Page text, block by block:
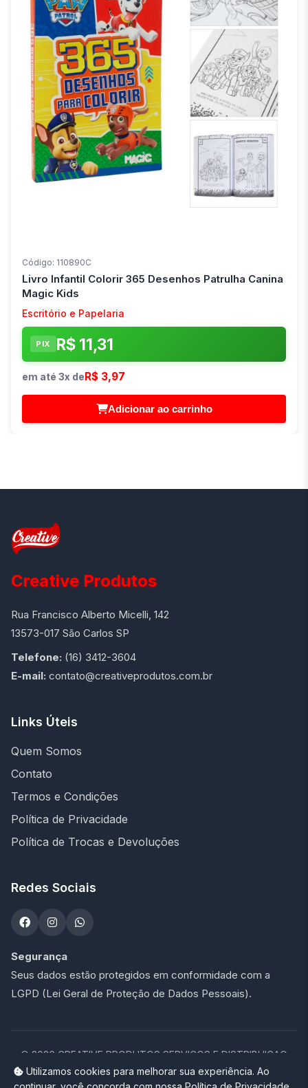
Código: 110890C
Livro Infantil Colorir 365 Desenhos Patrulha Canina
Magic Kids
Escritório e Papelaria
PIX R$ 11,31
em até 3x deR$ 3,97
Adicionar ao carrinho
Creative Produtos
Rua Francisco Alberto Micelli, 142
13573-017 São Carlos SP
Telefone: (16) 3412-3604
E-mail: contato@creativeprodutos.com.br
Links Úteis
Quem Somos
Contato
Termos e Condições
Política de Privacidade
Política de Trocas e Devoluções
Redes Sociais
Segurança
Seus dados estão protegidos em conformidade com a
LGPD (Lei Geral de Proteção de Dados Pessoais).
© 2026 CREATIVE PRODUTOS SERVICOS E DISTRIBUICAO
LTDA - 47.273.900/0001-76. Todos os direitos reservados.
Utilizamos cookies para melhorar sua experiência. Ao